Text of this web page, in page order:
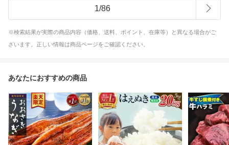
1/86
※検索結果が実際の商品内容（価格、送料、ポイント、在庫等）と異なる場合がご
ざいます。正しい情報は商品ページをご確認ください。
あなたにおすすめの商品